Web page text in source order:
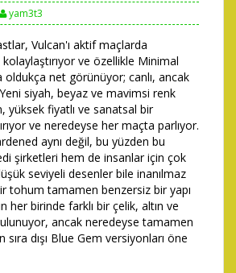
yam3t3
Vulcan'ı aktif maçlarda
ve özellikle Minimal
net görünüyor; canlı, ancak
siyah, beyaz ve mavimsi renk
yüksek fiyatlı ve sanatsal bir
ve neredeyse her maçta parlıyor.
aynı değil, bu yüzden bu
şirketleri hem de insanlar için çok
seviyeli desenler bile inanılmaz
tohum tamamen benzersiz bir yapı
her birinde farklı bir çelik, altın ve
ancak neredeyse tamamen
dışı Blue Gem versiyonları öne